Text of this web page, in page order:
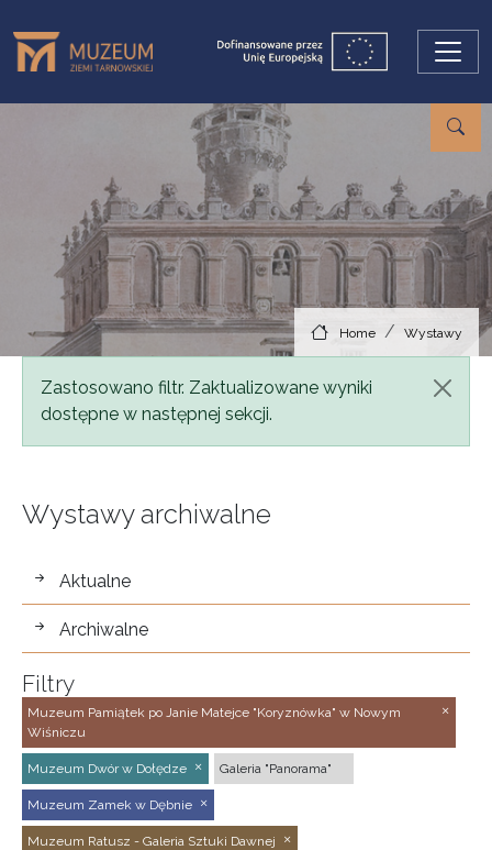
Home Wystawy
Status message
Zastosowano filtr. Zaktualizowane wyniki
dostępne w następnej sekcji.
Wystawy archiwalne
wystawy
Aktualne
Archiwalne
Filtry
Muzeum Pamiątek po Janie Matejce "Koryznówka" w Nowym
Wiśniczu
Muzeum Dwór w Dołędze Galeria "Panorama"
Muzeum Zamek w Dębnie
Muzeum Ratusz - Galeria Sztuki Dawnej